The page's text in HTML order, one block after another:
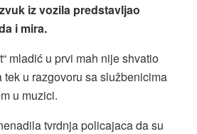
iz vozila predstavljao
i mira.
mladić u prvi mah nije shvatio
u razgovoru sa službenicima
u muzici.
tvrdnja policajaca da su